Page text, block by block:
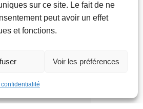
sur ce site. Le fait de ne
peut avoir un effet
et fonctions.
Voir les préférences
XXL